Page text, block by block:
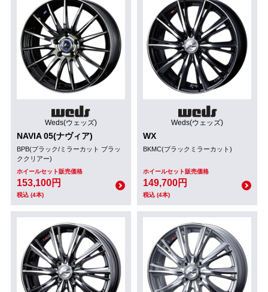
Weds(ウェッズ)
NAVIA 05(ナヴィア)
BPB(ブラック/ミラーカット ブラッ
ククリアー)
ホイールセット販売価格
153,100円
税込 (4本)
Weds(ウェッズ)
WX
BKMC(ブラックミラーカット)
ホイールセット販売価格
149,700円
税込 (4本)